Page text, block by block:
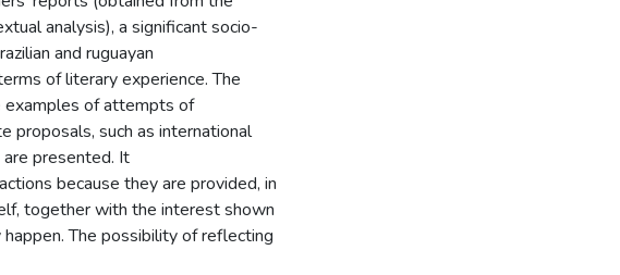
analysis), a significant socio-
and ruguayan
of literary experience. The
examples of attempts of
proposals, such as international
presented. It
because they are provided, in
together with the interest shown
The possibility of reflecting